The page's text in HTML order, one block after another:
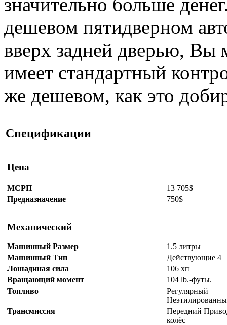
дешевом пятидверном
вверх задней дверью, Вы
имеет стандартный
же дешевом, как это
Спецификации
Цена
МСРП
13 705$
Предназначение
750$
Механический
Машинный Размер
1.5 литры
Машинный Тип
Действующие 4
Лошадиная сила
106 хп
Вращающий момент
104 lb.-футы.
Топливо
Регулярный
Трансмиссия
Передний
колёс